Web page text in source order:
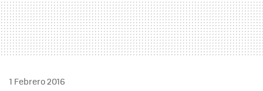
1 Febrero 2016